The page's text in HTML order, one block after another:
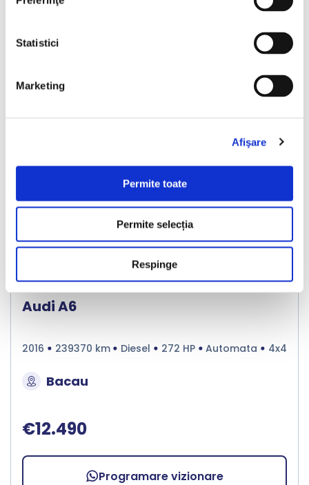
Statistici
Marketing
Afişare
Permite toate
Permite selecția
Respinge
Nou
LIVRARE LA TINE ACASA
Audi A6
2016 239370 km Diesel 272 HP Automata 4x4
Bacau
€12.490
Programare vizionare